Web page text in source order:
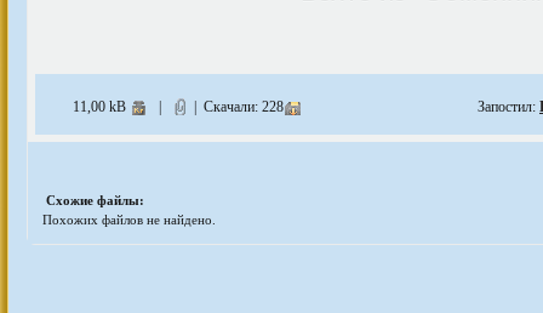
11,00 kB | Скачали: 228 Запостил:
Схожие файлы:
Похожих файлов не найдено.